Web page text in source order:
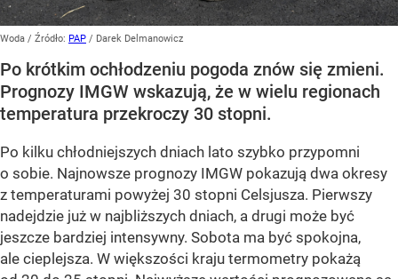
Woda / Źródło: PAP / Darek Delmanowicz
Po krótkim ochłodzeniu pogoda znów się zmieni.
Prognozy IMGW wskazują, że w wielu regionach
temperatura przekroczy 30 stopni.
Po kilku chłodniejszych dniach lato szybko przypomni
o sobie. Najnowsze prognozy IMGW pokazują dwa okresy
z temperaturami powyżej 30 stopni Celsjusza. Pierwszy
nadejdzie już w najbliższych dniach, a drugi może być
jeszcze bardziej intensywny. Sobota ma być spokojna,
ale cieplejsza. W większości kraju termometry pokażą